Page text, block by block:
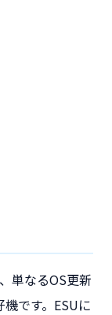
単なるOS更新
です。ESUに